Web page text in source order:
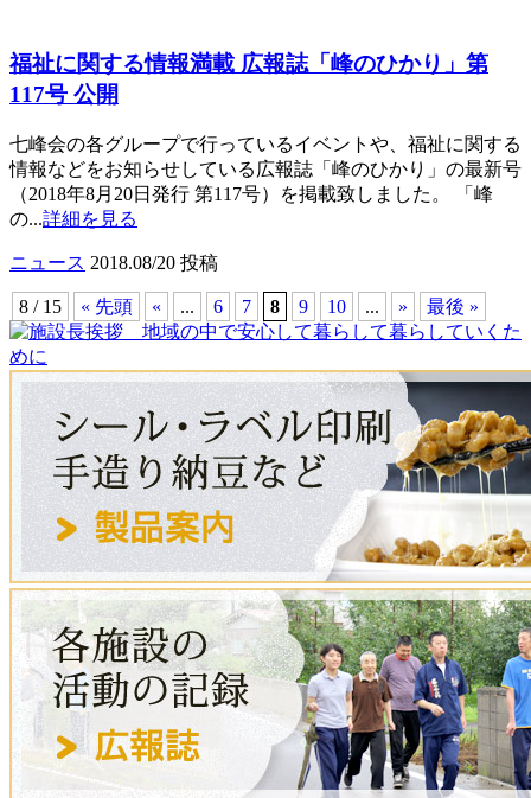
福祉に関する情報満載 広報誌「峰のひかり」第
117号 公開
七峰会の各グループで行っているイベントや、福祉に関する
情報などをお知らせしている広報誌「峰のひかり」の最新号
（2018年8月20日発行 第117号）を掲載致しました。 「峰
の...詳細を見る
ニュース 2018.08/20 投稿
8 / 15 « 先頭 « ... 6 7 8 9 10 ... » 最後 »